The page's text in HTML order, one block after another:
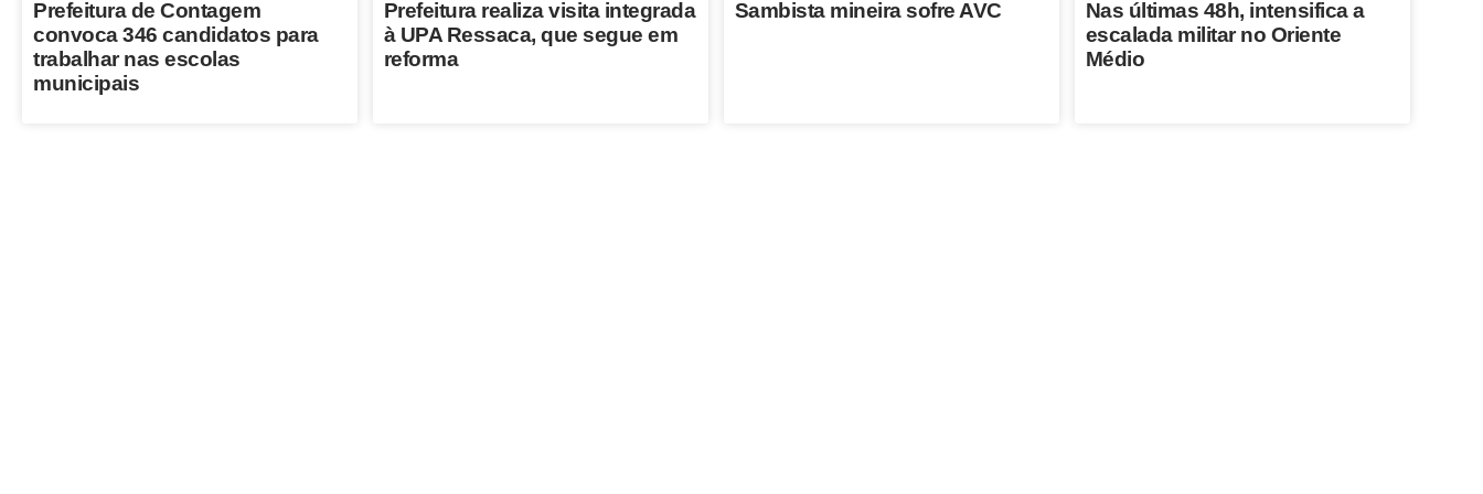
Prefeitura de Contagem
convoca 346 candidatos para
trabalhar nas escolas
municipais
Prefeitura realiza visita integrada
à UPA Ressaca, que segue em
reforma
Sambista mineira sofre AVC
Nas últimas 48h, intensifica a
escalada militar no Oriente
Médio